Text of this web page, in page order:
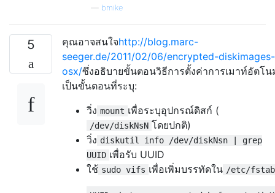
bmike
5 คุณอาจสนใจhttp://blog.marc-
seeger.de/2011/02/06/encrypted-
osx/ซึ่งอธิบายขั้นตอนวิธีการตั้งค่าการเมาท์อัตโ
เป็นขั้นตอนที่ระบุ:
วิ่ง mount เพื่อระบุอุปกรณ์ดิสก์ (
/dev/diskNsN โดยปกติ)
วิ่ง diskutil info /dev/diskNsn | grep
UUID เพื่อรับ UUID
ใช้ sudo vifs เพื่อเพิ่มบรรทัดใน /etc/fstab